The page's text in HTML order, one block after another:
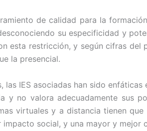
de calidad para la
su especificidad y
esta restricción, y según cifras
la presencial.
IES asociadas han sido
no valora adecuadamente sus
virtuales y a distancia tienen
social, y una mayor y mejor